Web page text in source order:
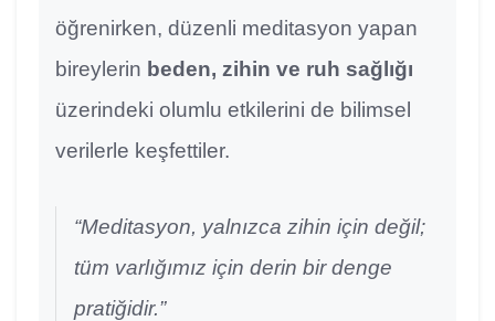
öğrenirken, düzenli meditasyon yapan
bireylerin beden, zihin ve ruh sağlığı
üzerindeki olumlu etkilerini de bilimsel
verilerle keşfettiler.
“Meditasyon, yalnızca zihin için değil;
tüm varlığımız için derin bir denge
pratiğidir.”